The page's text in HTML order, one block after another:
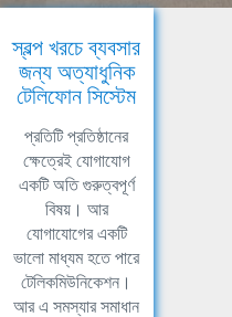
স্বল্প খরচে ব্যবসার
জন্য অত্যাধুনিক
টেলিফোন সিস্টেম
প্রতিটি প্রতিষ্ঠানের
ক্ষেত্রেই যোগাযোগ
একটি অতি গুরুত্বপূর্ণ
বিষয়। আর
যোগাযোগের একটি
ভালো মাধ্যম হতে পারে
টেলিকমিউনিকেশন।
আর এ সমস্যার সমাধান